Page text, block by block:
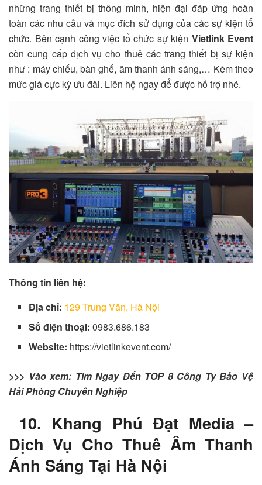
những trang thiết bị thông minh, hiện đại đáp ứng hoàn
toàn các nhu cầu và mục đích sử dụng của các sự kiện tổ
chức. Bên cạnh công việc tổ chức sự kiện Vietlink Event
còn cung cấp dịch vụ cho thuê các trang thiết bị sự kiện
như : máy chiếu, bàn ghế, âm thanh ánh sáng,… Kèm theo
mức giá cực kỳ ưu đãi. Liên hệ ngay để được hỗ trợ nhé.
Thông tin liên hệ:
Địa chỉ: 129 Trung Văn, Hà Nội
Số điện thoại: 0983.686.183
Website: https://vietlinkevent.com/
>>> Vào xem: Tìm Ngay Đến TOP 8 Công Ty Bảo Vệ
Hải Phòng Chuyên Nghiệp
10. Khang Phú Đạt Media –
Dịch Vụ Cho Thuê Âm Thanh
Ánh Sáng Tại Hà Nội